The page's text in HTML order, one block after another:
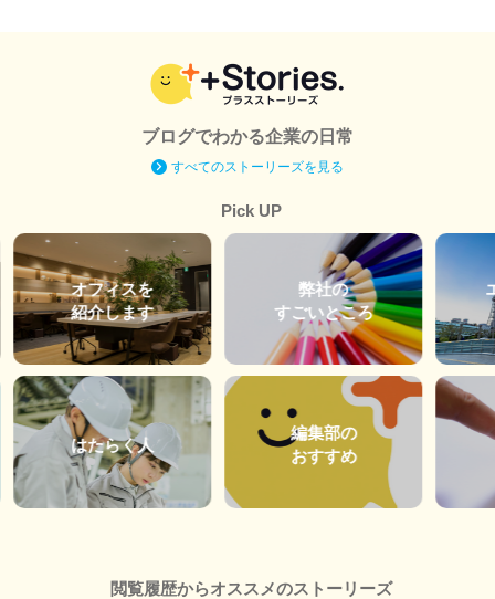
ブログでわかる企業の日常
すべてのストーリーズを見る
Pick UP
オフィスを
紹介します
はたらく人
弊社の
すごいところ
編集部の
おすすめ
閲覧履歴からオススメのストーリーズ